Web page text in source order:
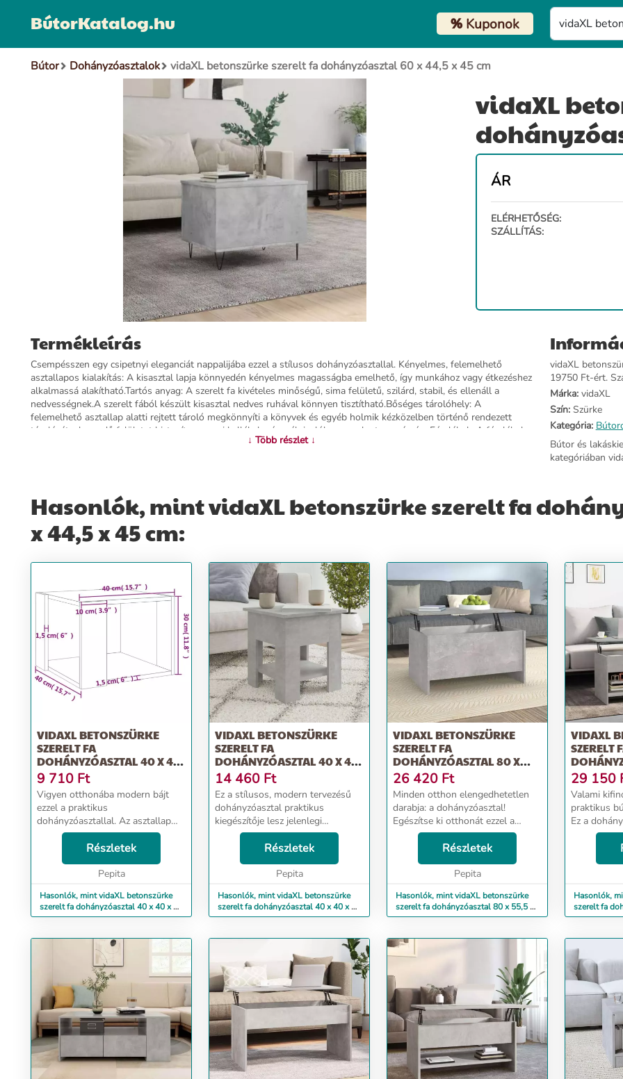
BútorKatalog.hu %Kuponok
Bútor Dohányzóasztalok vidaXL betonszürke szerelt fa dohányzóasztal 60 x 44,5 x 45 cm
vidaXL
ÁR
ELÉRHETŐSÉG:
SZÁLLÍTÁS:
Termékleírás
Csempésszen egy csipetnyi eleganciát nappalijába ezzel a stílusos dohányzóasztallal. Kényelmes, felemelhető
asztallapos kialakítás: A kisasztal lapja könnyedén kényelmes magasságba emelhető, így munkához vagy étkezéshez
alkalmassá alakítható.Tartós anyag: A szerelt fa kivételes minőségű, sima felületű, szilárd, stabil, és ellenáll a
nedvességnek.A szerelt fából készült kisasztal nedves ruhával könnyen tisztítható.Bőséges tárolóhely: A
felemelhető asztallap alatti rejtett tároló megkönnyíti a könyvek és egyéb holmik kézközelben történő rendezett
tárolását, elegendő felületet biztosítva a napi kellékek, rágcsálnivalók vagy a laptop számára.Fémlábak: A fémlábak
modern és visszafogott stílust kölcsönöznek otthonának, ráadásul a stabilitásról is gondoskodnak.Sokoldalú asztal:
További információ>>
↓ Több részlet ↓
vidaXL
19750 Ft-ért.
Márka:vidaXL
Szín:Szürke
Kategória:
Bútor és
kategóriában
Hasonlók, mint vidaXL betonszürke szerelt fa
x 44,5 x 45 cm:
VIDAXL BETONSZÜRKE
SZERELT FA
DOHÁNYZÓASZTAL 40 X 40
X 30 CM
9 710 Ft
Vigyen otthonába modern bájt
ezzel a praktikus
dohányzóasztallal. Az asztallap
biztos felületet kínál
rágcsálnivalók, italok, vázák,
gyümölcskosarak vagy egyéb
dísztárgyak elhelyezéséhez. A
Részletek
Pepita
Hasonlók, mint vidaXL betonszürke
szerelt fa dohányzóasztal 40 x 40 x 30
cm
VIDAXL BETONSZÜRKE
SZERELT FA
DOHÁNYZÓASZTAL 40 X 40
X 42 CM
14 460 Ft
Ez a stílusos, modern tervezésű
dohányzóasztal praktikus
kiegészítője lesz jelenlegi
otthonának. Ez a kisasztal
megóvja otthonát a
rendetlenségtől, mivel
tárolópolcának köszönhetően
Részletek
Pepita
Hasonlók, mint vidaXL betonszürke
szerelt fa dohányzóasztal 40 x 40 x 42
cm
VIDAXL BETONSZÜRKE
SZERELT FA
DOHÁNYZÓASZTAL 80 X
55,5 X 41,5 CM
26 420 Ft
Minden otthon elengedhetetlen
darabja: a dohányzóasztal!
Egészítse ki otthonát ezzel a
sokoldalú dohányzóasztallal még
ma! Felemelhető asztallapos
kialakítás: A kanapéasztal lapja
könnyedén kényelmes ...
Részletek
Pepita
Hasonlók, mint vidaXL betonszürke
szerelt fa dohányzóasztal 80 x 55,5 x
41,5 cm
VIDAXL
SZERELT
29 150
Valami
praktikus
Ez a
választás.
anyag: A
minőségű,
Hasonlók,
szerelt fa